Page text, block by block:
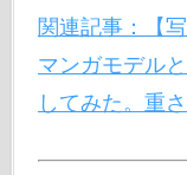
関連記事：【
マンガモデル
してみた。重